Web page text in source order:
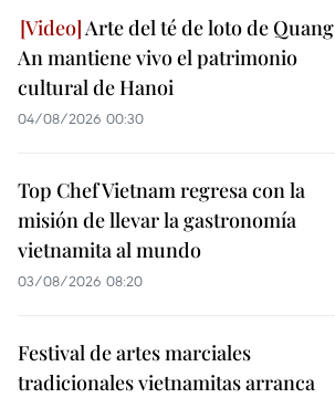
Arte del té de loto de Quang
An mantiene vivo el patrimonio
cultural de Hanoi
04/08/2026 00:30
Top Chef Vietnam regresa con la
misión de llevar la gastronomía
vietnamita al mundo
03/08/2026 08:20
Festival de artes marciales
tradicionales vietnamitas arranca